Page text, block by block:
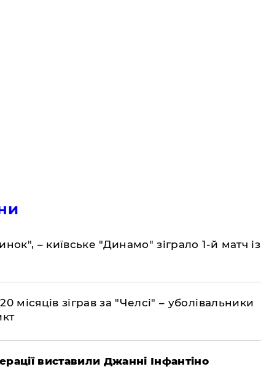
– київське "Динамо" зіграло 1-й матч із
місяців зіграв за "Челсі" – уболівальники
виставили Джанні Інфантіно